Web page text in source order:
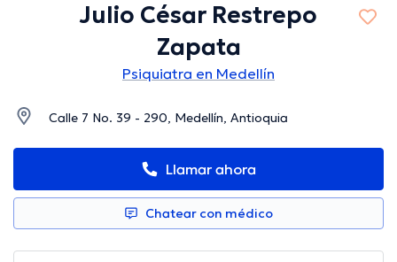
Julio César Restrepo
Zapata
Psiquiatra en Medellín
Calle 7 No. 39 - 290, Medellín, Antioquia
Llamar ahora
Chatear con médico